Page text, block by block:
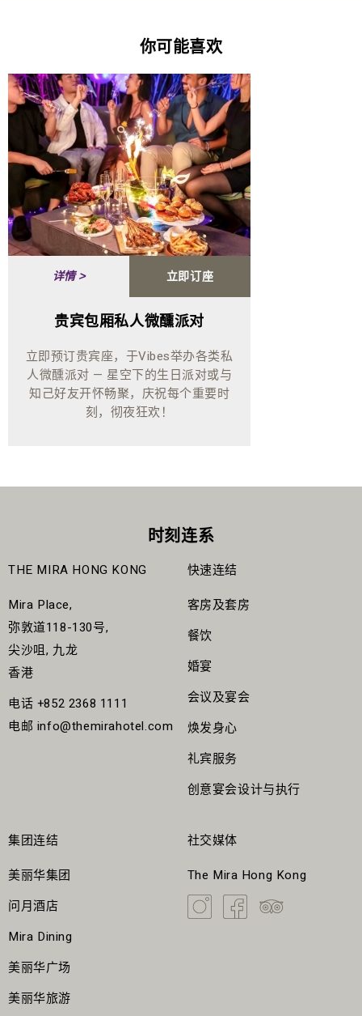
你可能喜欢
详情 > 立即订座
贵宾包厢私人微醺派对
立即预订贵宾座，于Vibes举办各类私
人微醺派对 — 星空下的生日派对或与
知己好友开怀畅聚，庆祝每个重要时
刻，彻夜狂欢！
时刻连系
THE MIRA HONG KONG
Mira Place,
弥敦道118-130号,
尖沙咀, 九龙
香港
电话 +852 2368 1111
电邮 info@themirahotel.com
集团连结
美丽华集团
问月酒店
Mira Dining
美丽华广场
美丽华旅游
快速连结
客房及套房
餐饮
婚宴
会议及宴会
焕发身心
礼宾服务
创意宴会设计与执行
社交媒体
The Mira Hong Kong